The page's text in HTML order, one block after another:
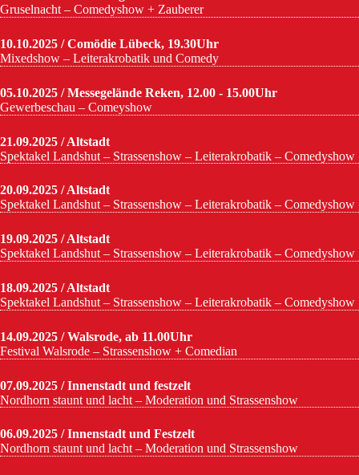
Gruselnacht – Comedyshow + Zauberer
10.10.2025 / Comödie Lübeck, 19.30Uhr
Mixedshow – Leiterakrobatik und Comedy
05.10.2025 / Messegelände Reken, 12.00 - 15.00Uhr
Gewerbeschau – Comeyshow
21.09.2025 / Altstadt
Spektakel Landshut – Strassenshow – Leiterakrobatik – Comedyshow
20.09.2025 / Altstadt
Spektakel Landshut – Strassenshow – Leiterakrobatik – Comedyshow
19.09.2025 / Altstadt
Spektakel Landshut – Strassenshow – Leiterakrobatik – Comedyshow
18.09.2025 / Altstadt
Spektakel Landshut – Strassenshow – Leiterakrobatik – Comedyshow
14.09.2025 / Walsrode, ab 11.00Uhr
Festival Walsrode – Strassenshow + Comedian
07.09.2025 / Innenstadt und festzelt
Nordhorn staunt und lacht – Moderation und Strassenshow
06.09.2025 / Innenstadt und Festzelt
Nordhorn staunt und lacht – Moderation und Strassenshow